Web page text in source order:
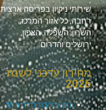
שירותי ניקיון בפריסה ארצית
רחבה, כל אזור המרכז,
השרון, השפלה, הצפון,
ירושלים והדרום.
מחירון עדכני לשנת
2026
ניקיון דירת חדר החל